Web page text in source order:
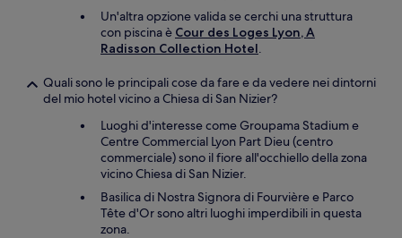
Un'altra opzione valida se cerchi una struttura
con piscina è Cour des Loges Lyon, A
Radisson Collection Hotel.
Quali sono le principali cose da fare e da vedere nei dintorni
del mio hotel vicino a Chiesa di San Nizier?
Luoghi d'interesse come Groupama Stadium e
Centre Commercial Lyon Part Dieu (centro
commerciale) sono il fiore all'occhiello della zona
vicino Chiesa di San Nizier.
Basilica di Nostra Signora di Fourvière e Parco
Tête d'Or sono altri luoghi imperdibili in questa
zona.